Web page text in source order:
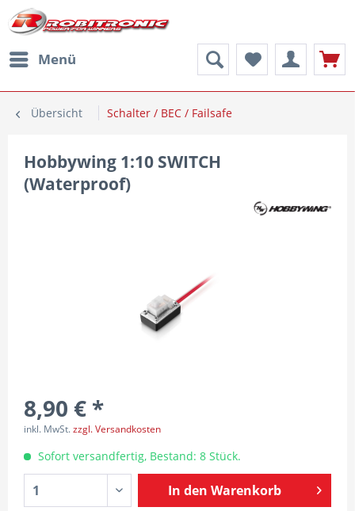
Menü
Übersicht Schalter / BEC / Failsafe
Hobbywing 1:10 SWITCH
(Waterproof)
8,90 € *
inkl. MwSt.zzgl. Versandkosten
Sofort versandfertig, Bestand: 8 Stück.
In den Warenkorb